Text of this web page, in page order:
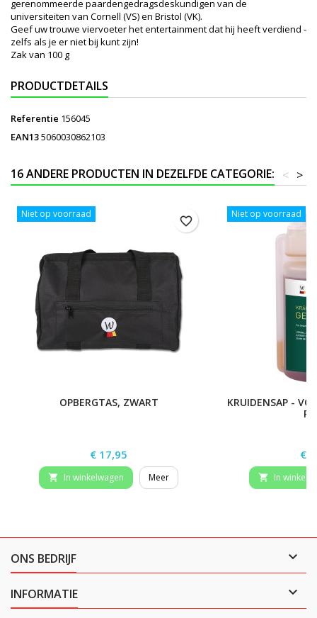
gerenommeerde paardengedragsdeskundigen van de
universiteiten van Cornell (VS) en Bristol (VK).
Geef uw trouwe viervoeter het entertainment dat hij heeft verdiend -
zelfs als je er niet bij kunt zijn!
Zak van 100 g
PRODUCTDETAILS
Referentie 156045
EAN135060030862103
16 ANDERE PRODUCTEN IN DEZELFDE CATEGORIE: >
<
Niet op voorraad
OPBERGTAS, ZWART
Prijs
€ 17,95
 In winkelwagen Meer
favorite_border
Niet op voorraad
KRUIDENSAP -
€
 In
ONS BEDRIJF 
INFORMATIE 